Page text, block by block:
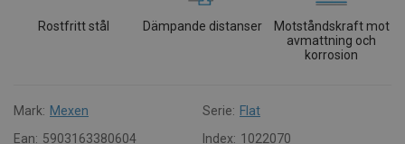
Rostfritt stål Dämpande distanser
Motståndskraft mot
avmattning och
korrosion
Mark: Mexen Serie: Flat
Ean: 5903163380604 Index: 1022070